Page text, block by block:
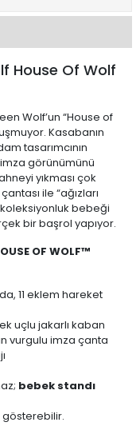
House Of Wolf
Wolf’un “House of
Kasabanın
tasarımcının
görünümünü
yıkması çok
ile “ağızları
koleksiyonluk bebeği
bir başrol yapıyor.
OF WOLF™
11 eklem hareket
uçlu jakarlı kaban
vurgulu imza çanta
bebek standı